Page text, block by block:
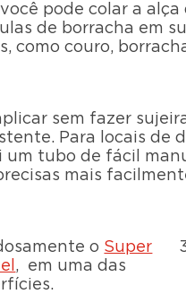
você pode colar a
de borracha em
como couro,
sem fazer
Para locais de
um tubo de fácil
mais
o Super
, em uma das